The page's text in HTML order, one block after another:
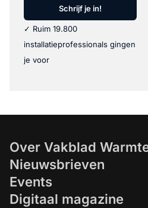
Schrijf je in!
✓ Ruim 19.800
installatieprofessionals gingen
je voor
Over Vakblad
Nieuwsbrieven
Events
Digitaal magazine